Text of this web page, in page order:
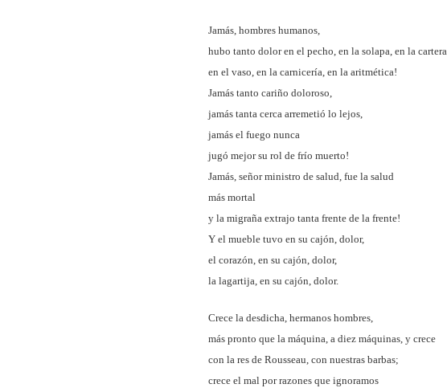
Jamás, hombres humanos,
hubo tanto dolor en el pecho, en la solapa, en la cartera,
en el vaso, en la carnicería, en la aritmética!
Jamás tanto cariño doloroso,
jamás tanta cerca arremetió lo lejos,
jamás el fuego nunca
jugó mejor su rol de frío muerto!
Jamás, señor ministro de salud, fue la salud
más mortal
y la migraña extrajo tanta frente de la frente!
Y el mueble tuvo en su cajón, dolor,
el corazón, en su cajón, dolor,
la lagartija, en su cajón, dolor.
Crece la desdicha, hermanos hombres,
más pronto que la máquina, a diez máquinas, y crece
con la res de Rousseau, con nuestras barbas;
crece el mal por razones que ignoramos